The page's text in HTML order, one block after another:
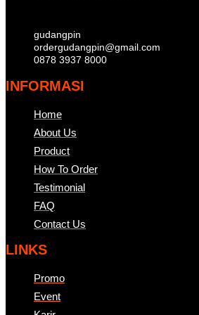
gudangpin
ordergudangpin@gmail.com
0878 3937 8000
INFORMASI
Home
About Us
Product
How To Order
Testimonial
FAQ
Contact Us
LINKS
Promo
Event